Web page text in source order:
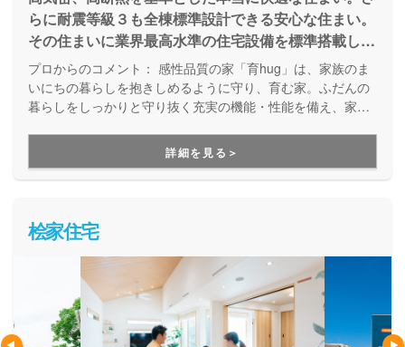
らに耐震等級３も全棟標準設計できる安心な住まい。
その住まいに業界最高水準の住宅設備を標準搭載して
いるにも関わらず、九州NO1ビルダーとしての利点を
最大限にいかしてお手頃な価格で実現しました。
プロからのコメント： 感性品質の家「育hug」は、家族のま
いにちの暮らしを抱きしめるように守り、育む家。ふだんの
暮らしをしっかりと守り抜く充実の機能・性能を備え、家族
豊かに彩る家づくりを実現しています。
詳細を見る＞
桧家住宅